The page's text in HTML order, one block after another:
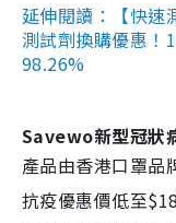
延伸閱讀：【快速
測試劑換購優惠！
98.26%
Savewo新型冠狀
產品由香港口罩品
抗疫優惠價低至